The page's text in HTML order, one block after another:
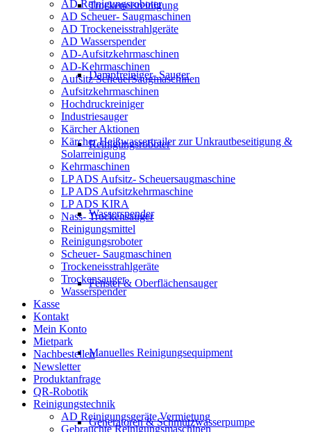
Trockeneisreinigung
Dampfreiniger- Sauger
Reinigungsroboter
Wasserspender
Fenster & Oberflächensauger
Manuelles Reinigungsequipment
Generatoren & Schmutzwasserpumpe
AD Reinigungsroboter
AD Scheuer- Saugmaschinen
AD Trockeneisstrahlgeräte
AD Wasserspender
AD-Aufsitzkehrmaschinen
AD-Kehrmaschinen
Aufsitz ScheuerSaugmaschinen
Aufsitzkehrmaschinen
Hochdruckreiniger
Industriesauger
Kärcher Aktionen
Kärcher Heißwassertrailer zur Unkrautbeseitigung &
Solarreinigung
Kehrmaschinen
LP ADS Aufsitz- Scheuersaugmaschine
LP ADS Aufsitzkehrmaschine
LP ADS KIRA
Nass- Trockensauger
Reinigungsmittel
Reinigungsroboter
Scheuer- Saugmaschinen
Trockeneisstrahlgeräte
Trockensauger
Wasserspender
Kasse
Kontakt
Mein Konto
Mietpark
Nachbestellen
Newsletter
Produktanfrage
QR-Robotik
Reinigungstechnik
AD Reinigungsgeräte Vermietung
Gebrauchte Reinigungsmaschinen